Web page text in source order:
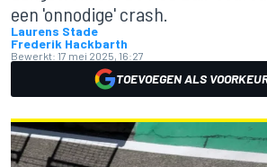
een 'onnodige' crash.
Laurens Stade
Frederik Hackbarth
Bewerkt: 17 mei 2025, 16:27
TOEVOEGEN ALS